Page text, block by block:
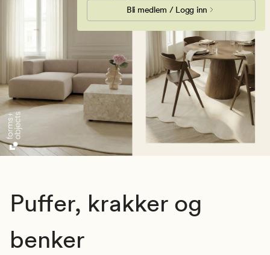
Bli medlem / Logg inn
Puffer, krakker og
benker